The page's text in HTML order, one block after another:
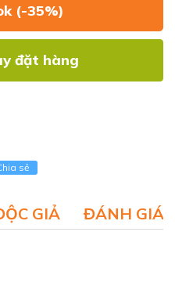
(-35%)
đặt hàng
sẻ
GIẢ ĐÁNH GIÁ